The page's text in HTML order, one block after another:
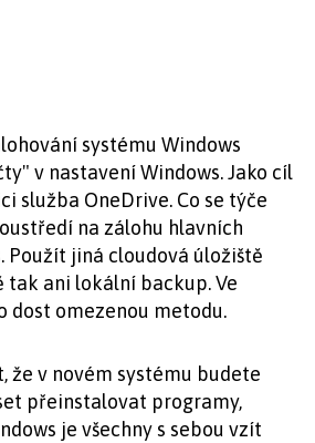
systému Windows
v nastavení Windows. Jako cíl
služba OneDrive. Co se týče
na zálohu hlavních
Použít jiná cloudová úložiště
tak ani lokální backup. Ve
dost omezenou metodu.
že v novém systému budete
přeinstalovat programy,
je všechny s sebou vzít